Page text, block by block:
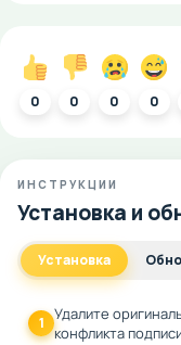
0 0 0 0
ИНСТРУКЦИИ
Установка и
Установка
1 Удалите
конфликта